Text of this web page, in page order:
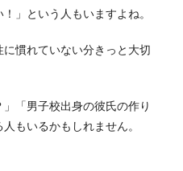
」という人もいますよね。
慣れていない分きっと大切
「男子校出身の彼氏の作り
もいるかもしれません。